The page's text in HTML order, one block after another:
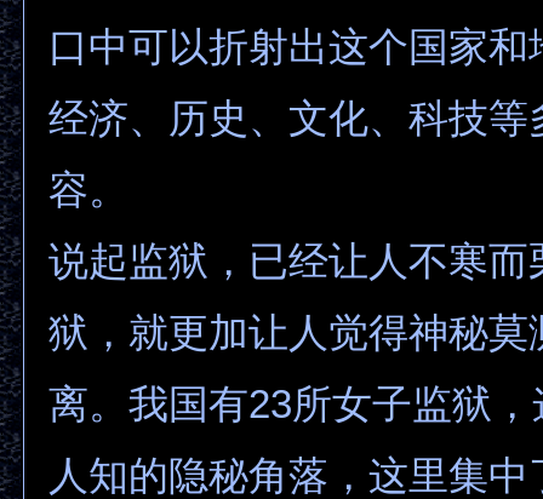
口中可以折射出这个国家
经济、历史、文化、科技等
容。
说起监狱，已经让人不寒而
狱，就更加让人觉得神秘莫
离。我国有23所女子监狱
人知的隐秘角落，这里集